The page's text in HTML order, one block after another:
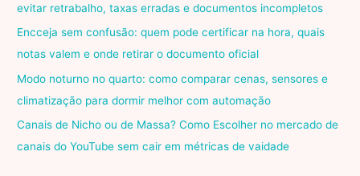
evitar retrabalho, taxas erradas e documentos incompletos
Encceja sem confusão: quem pode certificar na hora, quais
notas valem e onde retirar o documento oficial
Modo noturno no quarto: como comparar cenas, sensores e
climatização para dormir melhor com automação
Canais de Nicho ou de Massa? Como Escolher no mercado de
canais do YouTube sem cair em métricas de vaidade